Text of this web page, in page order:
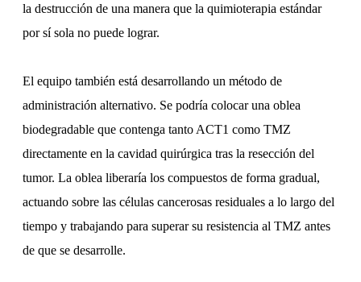
la destrucción de una manera que la quimioterapia estándar
por sí sola no puede lograr.
El equipo también está desarrollando un método de
administración alternativo. Se podría colocar una oblea
biodegradable que contenga tanto ACT1 como TMZ
directamente en la cavidad quirúrgica tras la resección del
tumor. La oblea liberaría los compuestos de forma gradual,
actuando sobre las células cancerosas residuales a lo largo del
tiempo y trabajando para superar su resistencia al TMZ antes
de que se desarrolle.